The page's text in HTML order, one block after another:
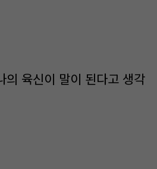
의 육신이 말이 된다고 생각